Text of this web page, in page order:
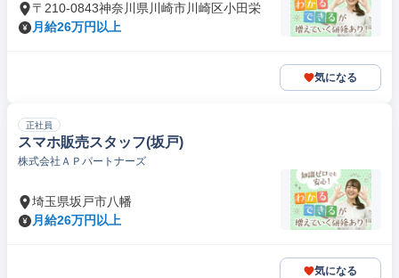
〒210-0843神奈川県川崎市川崎区小田栄
月給26万円以上
気になる
正社員
スマホ販売スタッフ(坂戸)
株式会社ＡＰパートナーズ
埼玉県坂戸市八幡
月給26万円以上
気になる